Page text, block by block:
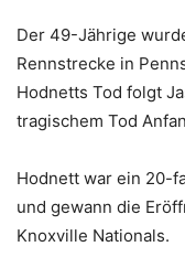
Der 49-Jährige
Rennstrecke in
Hodnetts Tod folgt
tragischem Tod
Hodnett war ein 20-
und gewann die
Knoxville Nationals.